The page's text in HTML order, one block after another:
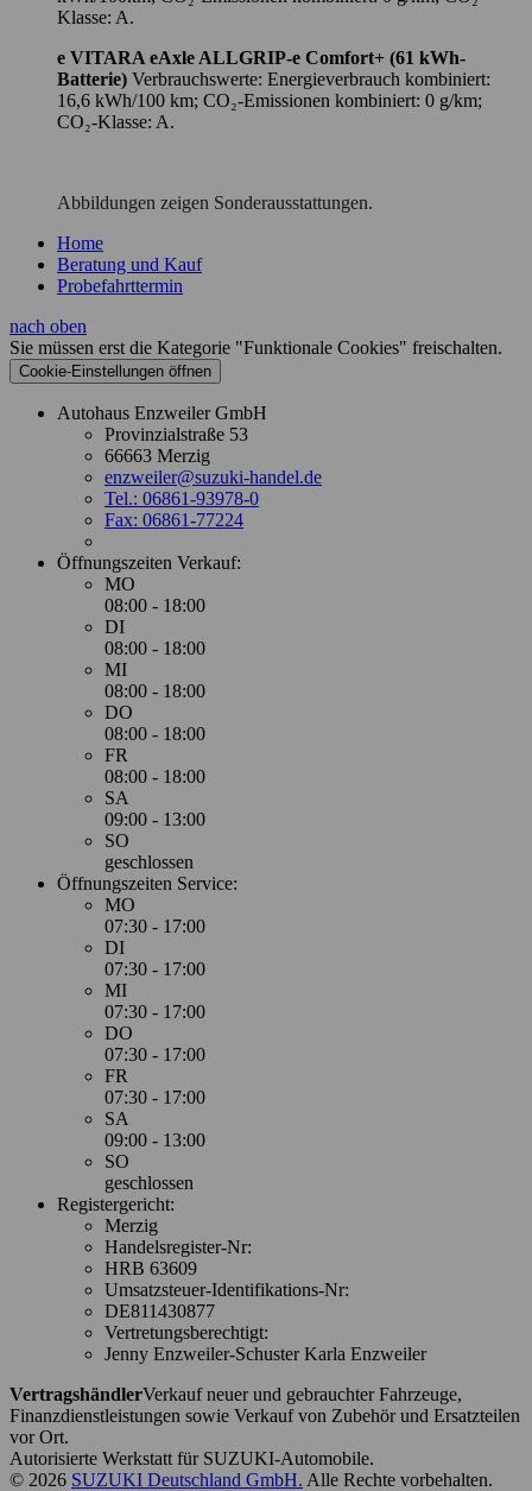
Klasse: A.
e VITARA eAxle ALLGRIP-e Comfort+ (61 kWh-
Batterie) Verbrauchswerte: Energieverbrauch kombiniert:
16,6 kWh/100 km; CO₂-Emissionen kombiniert: 0 g/km;
CO₂-Klasse: A.
Abbildungen zeigen Sonderausstattungen.
Home
Beratung und Kauf
Probefahrttermin
nach oben
Sie müssen erst die Kategorie "Funktionale Cookies" freischalten.
Cookie‑Einstellungen öffnen
Autohaus Enzweiler GmbH
Provinzialstraße 53
66663 Merzig
enzweiler@suzuki-handel.de
Tel.: 06861-93978-0
Fax: 06861-77224
Öffnungszeiten Verkauf:
MO
08:00 - 18:00
DI
08:00 - 18:00
MI
08:00 - 18:00
DO
08:00 - 18:00
FR
08:00 - 18:00
SA
09:00 - 13:00
SO
geschlossen
Öffnungszeiten Service:
MO
07:30 - 17:00
DI
07:30 - 17:00
MI
07:30 - 17:00
DO
07:30 - 17:00
FR
07:30 - 17:00
SA
09:00 - 13:00
SO
geschlossen
Registergericht:
Merzig
Handelsregister-Nr:
HRB 63609
Umsatzsteuer-Identifikations-Nr:
DE811430877
Vertretungsberechtigt:
Jenny Enzweiler-Schuster Karla Enzweiler
VertragshändlerVerkauf neuer und gebrauchter Fahrzeuge,
Finanzdienstleistungen sowie Verkauf von Zubehör und Ersatzteilen
vor Ort.
Autorisierte Werkstatt für SUZUKI-Automobile.
© 2026 SUZUKI Deutschland GmbH. Alle Rechte vorbehalten.